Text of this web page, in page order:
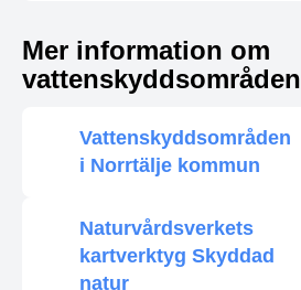
Mer information om
vattenskyddsområden
Vattenskyddsområden
i Norrtälje kommun
Naturvårdsverkets
kartverktyg Skyddad
natur